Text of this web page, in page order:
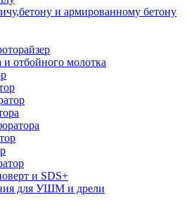
и армированному бетону
и отбойного молотка
и SDS+
для УШМ и дрели